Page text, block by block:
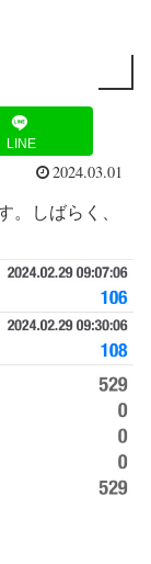
LINE
2024.03.01
。しばらく、